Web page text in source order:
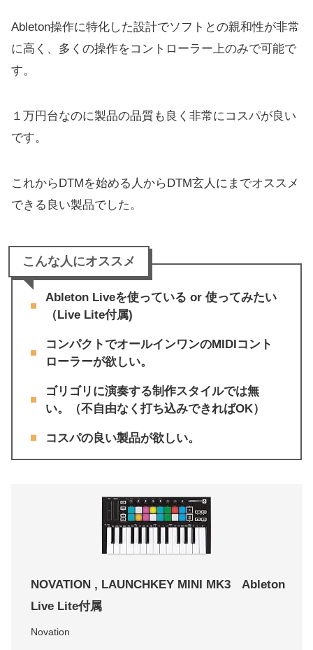
Ableton操作に特化した設計でソフトとの親和性が非常
に高く、多くの操作をコントローラー上のみで可能で
す。
１万円台なのに製品の品質も良く非常にコスパが良い
です。
これからDTMを始める人からDTM玄人にまでオススメ
できる良い製品でした。
こんな人にオススメ
Ableton Liveを使っている or 使ってみたい
（Live Lite付属)
コンパクトでオールインワンのMIDIコント
ローラーが欲しい。
ゴリゴリに演奏する制作スタイルでは無
い。（不自由なく打ち込みできればOK）
コスパの良い製品が欲しい。
NOVATION , LAUNCHKEY MINI MK3 Ableton
Live Lite付属
Novation